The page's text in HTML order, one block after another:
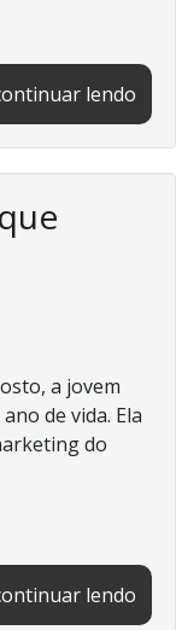
lendo
a jovem
de vida. Ela
do
lendo